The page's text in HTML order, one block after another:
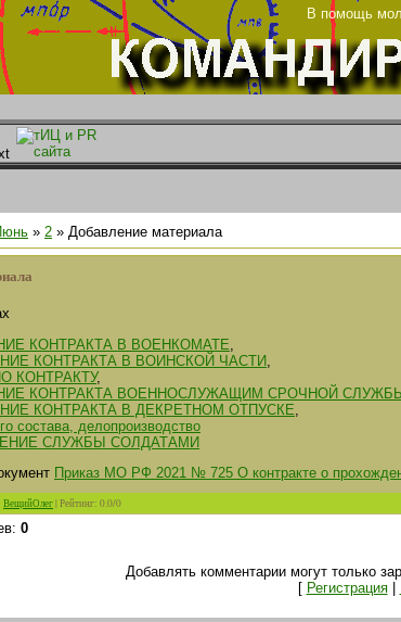
В помощь
» 2 » Добавление материала
КОНТРАКТА В ВОЕНКОМАТЕ
КОНТРАКТА В ВОИНСКОЙ ЧАСТИ
КОНТРАКТУ,
КОНТРАКТА ВОЕННОСЛУЖАЩИМ СРОЧНОЙ
КОНТРАКТА В ДЕКРЕТНОМ ОТПУСКЕ
состава, делопроизводство
СЛУЖБЫ СОЛДАТАМИ
Приказ МО РФ 2021 № 725 О контракте о
ВещийОлег|Рейтинг: 0.0/0
: 0
Добавлять комментарии могут только
[ Регистрация|